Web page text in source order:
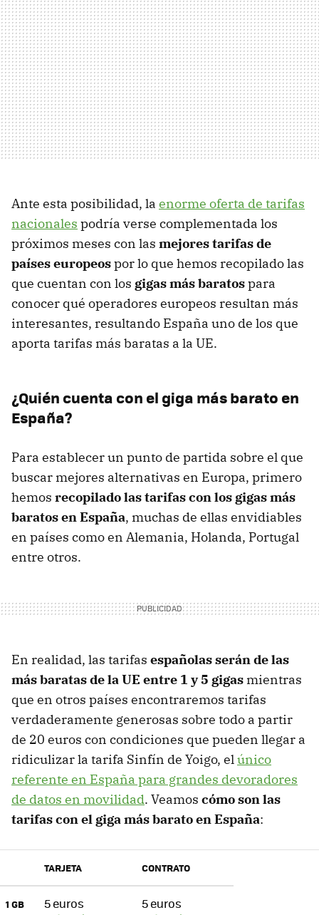
Ante esta posibilidad, la enorme oferta de tarifas
nacionales podría verse complementada los
próximos meses con las mejores tarifas de
países europeospor lo que hemos recopilado las
que cuentan con los gigas más baratospara
conocer qué operadores europeos resultan más
interesantes, resultando España uno de los que
aporta tarifas más baratas a la UE.
¿Quién cuenta con el giga más barato en
España?
Para establecer un punto de partida sobre el que
buscar mejores alternativas en Europa, primero
hemos recopilado las tarifas con los gigas más
baratos en España, muchas de ellas envidiables
en países como en Alemania, Holanda, Portugal
entre otros.
En realidad, las tarifas españolas serán de las
más baratas de la UE entre 1 y 5 gigas mientras
que en otros países encontraremos tarifas
verdaderamente generosas sobre todo a partir
de 20 euros con condiciones que pueden llegar a
ridiculizar la tarifa Sinfín de Yoigo, elúnico
referente en España para grandes devoradores
de datos en movilidad. Veamos cómo son las
tarifas con el giga más barato en España:
TARJETA CONTRATO
1 GB
5 euros
5 euros